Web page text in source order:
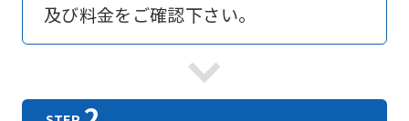
及び料金をご確認下さい。